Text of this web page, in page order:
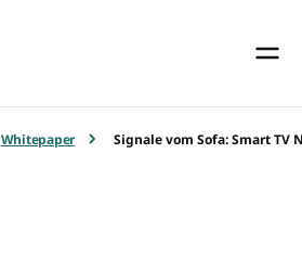
Whitepaper Signale vom Sofa: Smart TV